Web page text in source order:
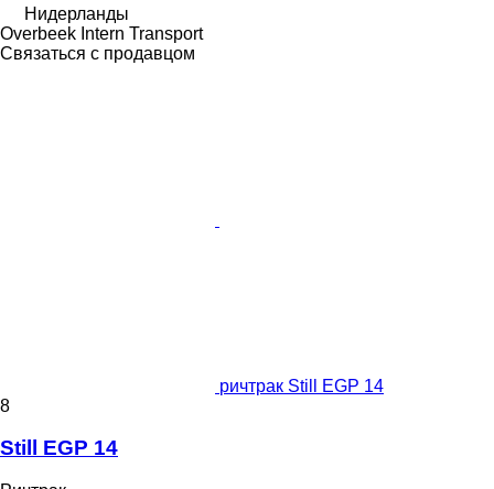
Нидерланды
Overbeek Intern Transport
Связаться с продавцом
ричтрак Still EGP 14
8
Still EGP 14